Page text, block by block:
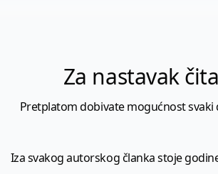
Za nastavak
Pretplatom dobivate mogućnost
Iza svakog autorskog članka stoje